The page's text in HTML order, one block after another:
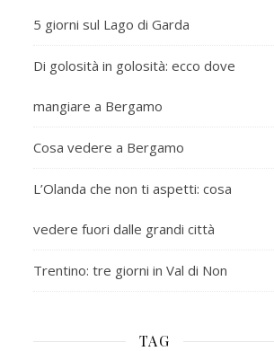
5 giorni sul Lago di Garda
Di golosità in golosità: ecco dove
mangiare a Bergamo
Cosa vedere a Bergamo
L’Olanda che non ti aspetti: cosa
vedere fuori dalle grandi città
Trentino: tre giorni in Val di Non
TAG